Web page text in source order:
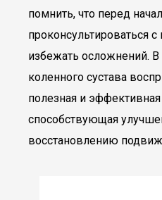
помнить, что перед
проконсультироваться
избежать осложнений.
коленного сустава
полезная и
способствующая
восстановлению